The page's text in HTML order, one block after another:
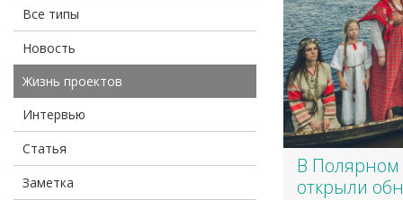
Все типы
Новость
Жизнь проектов
Интервью
Статья
Заметка
В Полярном
открыли